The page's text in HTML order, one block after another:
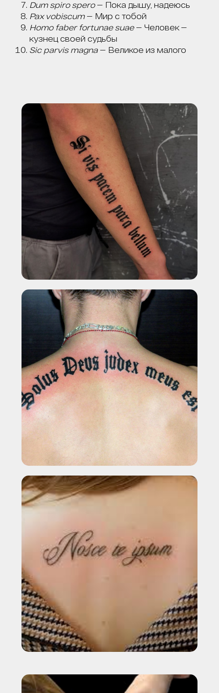
Dum spiro spero— Пока дышу, надеюсь
Pax vobiscum— Мир с тобой
Homo faber fortunae suae— Человек —
кузнец своей судьбы
Sic parvis magna— Великое из малого
УДАЛИМ ТВОЕ ТАТУ
И ТАТУАЖ В МОСКВЕ
С ГАРАНТИЕЙ
ВИДИМОГО
НАЖИМАЯ, ВЫ ДАЕТЕ СОГЛАСИЕ НА ОБРАБОТКУ СВОИХ
ПЕРСОНАЛЬНЫХ ДАННЫХ
Выберите город
СКАЧАТЬ КЕЙСЫ УДАЛЕНИЯ